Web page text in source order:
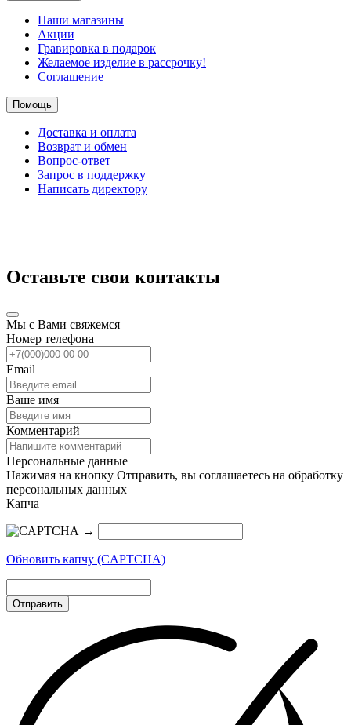
Наши магазины
Акции
Гравировка в подарок
Желаемое изделие в рассрочку!
Соглашение
Помощь
Доставка и оплата
Возврат и обмен
Вопрос-ответ
Запрос в поддержку
Написать директору
Оставьте свои контакты
Мы с Вами свяжемся
Номер телефона
Email
Ваше имя
Комментарий
Персональные данные
Нажимая на кнопку Отправить, вы соглашаетесь на обработку
персональных данных
Капча
→
Обновить капчу (CAPTCHA)
Отправить